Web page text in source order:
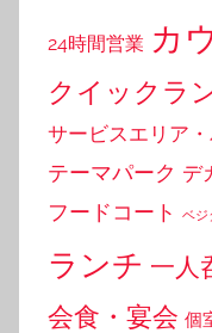
24時間営業 カ
クイックラ
サービスエリア
テーマパーク デ
フードコート ベジ
ランチ 一人
会食・宴会 個